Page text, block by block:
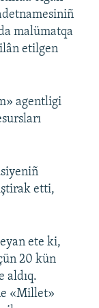
malümatqa
etilgen
agentligi
etti,
ete ki,
20 kün
aldıq.
«Millet»